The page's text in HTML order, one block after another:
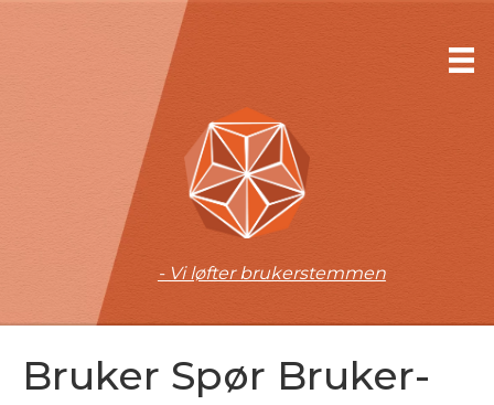
- Vi løfter brukerstemmen
Bruker Spør Bruker-